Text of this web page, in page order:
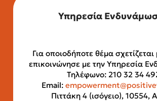
Υπηρεσία
Για οποιοδήποτε θέμα σχετίζεται
επικοινώνησε με την Υπηρεσία
Τηλέφωνο: 210 32 34
Email:
Πιττάκη 4 (ισόγειο), 10554,